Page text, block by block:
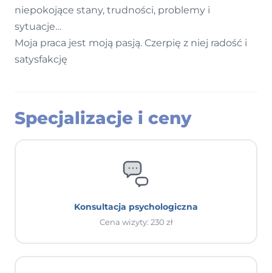
niepokojące stany, trudności, problemy i
sytuacje…
Moja praca jest moją pasją. Czerpię z niej radość i
satysfakcję
Specjalizacje i ceny
Konsultacja psychologiczna
Cena wizyty: 230 zł